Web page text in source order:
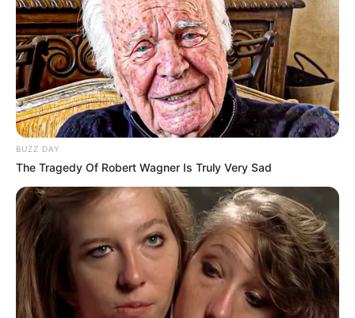
κυρίαρχα ΜΜΕ… Υποστηρίξτε αυτόν τον αγώνα με
την εγγραφή, τα κόσμια σχόλια και τα λάικ σας…
FACEBOOK ΑΡΈΣΕΙ
BUZZ DAY
The Tragedy Of Robert Wagner Is Truly Very Sad